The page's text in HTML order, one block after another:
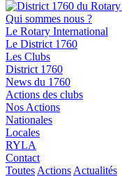
Qui sommes nous ?
Le Rotary International
Le District 1760
Les Clubs
District 1760
News du 1760
Actions des clubs
Nos Actions
Nationales
Locales
RYLA
Contact
Toutes Actions Actualités